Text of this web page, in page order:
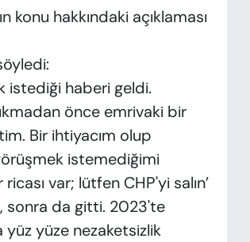
konu hakkındaki açıklaması
istediği haberi geldi.
önce emrivaki bir
Bir ihtiyacım olup
istemediğimi
var; lütfen CHP'yi salın’
sonra da gitti. 2023'te
yüz yüze nezaketsizlik